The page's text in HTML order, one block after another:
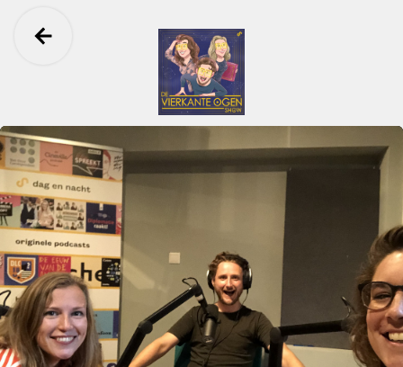
Ga terug